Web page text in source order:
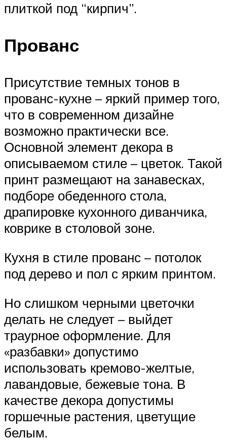
плиткой под “кирпич”.
Прованс
Присутствие темных тонов в
прованс-кухне – яркий пример того,
что в современном дизайне
возможно практически все.
Основной элемент декора в
описываемом стиле – цветок. Такой
принт размещают на занавесках,
подборе обеденного стола,
драпировке кухонного диванчика,
коврике в столовой зоне.
Кухня в стиле прованс – потолок
под дерево и пол с ярким принтом.
Но слишком черными цветочки
делать не следует – выйдет
траурное оформление. Для
«разбавки» допустимо
использовать кремово-желтые,
лавандовые, бежевые тона. В
качестве декора допустимы
горшечные растения, цветущие
белым.